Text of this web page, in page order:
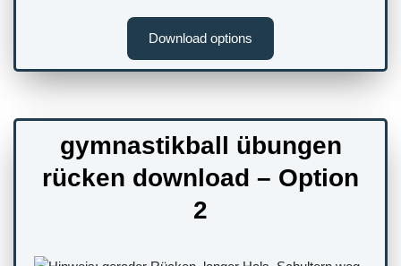
Download options
gymnastikball übungen
rücken download – Option
2